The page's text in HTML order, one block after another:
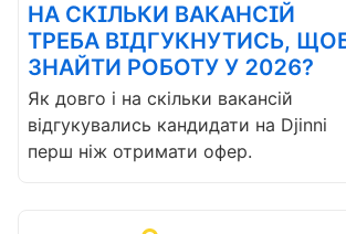
НА СКІЛЬКИ ВАКАНСІЙ
ТРЕБА ВІДГУКНУТИСЬ,
ЗНАЙТИ РОБОТУ У 2026?
Як довго і на скільки вакансій
відгукувались кандидати на Djinni
перш ніж отримати офер.